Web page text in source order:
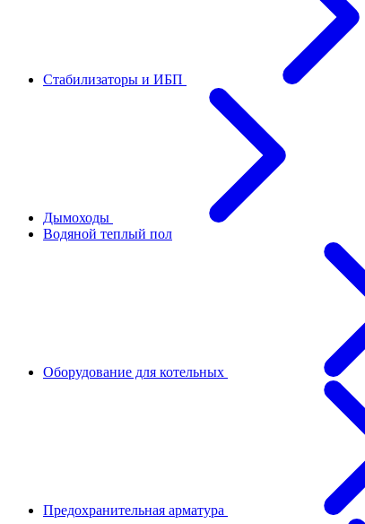
Стабилизаторы и ИБП
Дымоходы
Водяной теплый пол
Оборудование для котельных
Предохранительная арматура